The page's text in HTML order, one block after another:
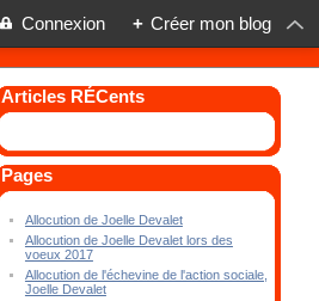
Connexion + Créer mon blog
Articles RÉCents
Pages
Allocution de Joelle Devalet
Allocution de Joelle Devalet lors des
voeux 2017
Allocution de l'échevine de l'action sociale,
Joelle Devalet